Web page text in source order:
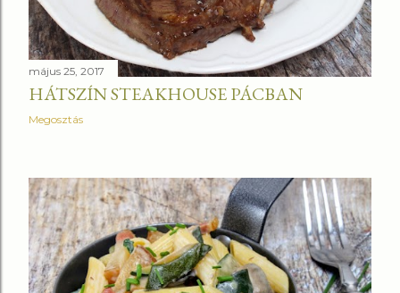
május 25, 2017
HÁTSZÍN STEAKHOUSE PÁCBAN
Megosztás